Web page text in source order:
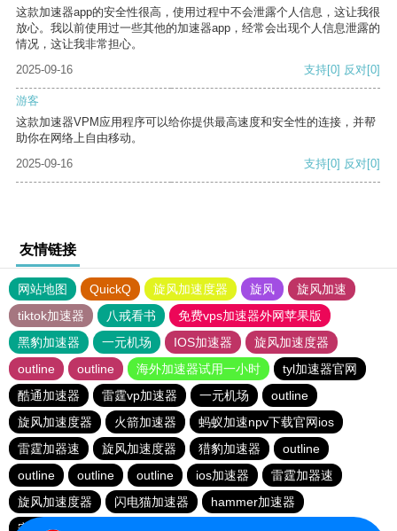
这款加速器app的安全性很高，使用过程中不会泄露个人信息，这让我很
放心。我以前使用过一些其他的加速器app，经常会出现个人信息泄露的
情况，这让我非常担心。
2025-09-16
支持[0] 反对[0]
游客
这款加速器VPM应用程序可以给你提供最高速度和安全性的连接，并帮
助你在网络上自由移动。
2025-09-16
支持[0] 反对[0]
友情链接
网站地图 QuickQ 旋风加速度器 旋风
旋风加速
tiktok加速器
八戒看书
免费vps加速器外网苹果版
黑豹加速器
一元机场 IOS加速器
旋风加速度器
outline
outline 海外加速器试用一小时
tyl加速器官网
酷通加速器
雷霆vp加速器 一元机场
outline
旋风加速度器
火箭加速器
蚂蚁加速npv下载官网ios
雷霆加器速
旋风加速度器 猎豹加速器
outline
outline
outline outline ios加速器
雷霆加器速
旋风加速度器
闪电猫加速器
hammer加速器